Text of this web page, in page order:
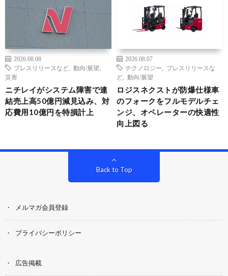
2026.08.08
プレスリリースなど
動向/展望
災害
ニチレイがシステム障害で連
結売上高50億円減見込み、対
応費用10億円を特損計上
2026.08.07
テクノロジー
プレスリリースな
ど
動向/展望
ロジスネクストが防爆仕様車
のフォークをフルモデルチェ
ンジ、オペレーターの快適性
向上図る
Back to Top
メルマガ会員登録
プライバシーポリシー
広告掲載